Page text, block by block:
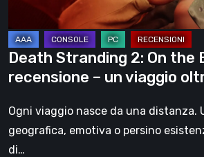
recensione
–
un
viaggio
oltre
il
Death Stranding 2: On the
recensione – un viaggio
Ogni viaggio nasce da una distanza.
geografica, emotiva o persino
di…